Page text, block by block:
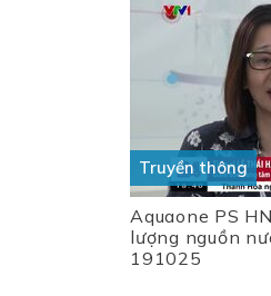
Truyền thông
Aquaone PS
lượng nguồn
191025